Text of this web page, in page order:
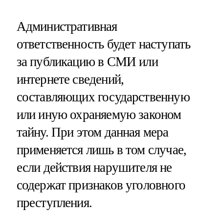
Административная
ответственность будет наступать
за публикацию в СМИ или
интернете сведений,
составляющих государственную
или иную охраняемую законом
тайну. При этом данная мера
применяется лишь в том случае,
если действия нарушителя не
содержат признаков уголовного
преступления.